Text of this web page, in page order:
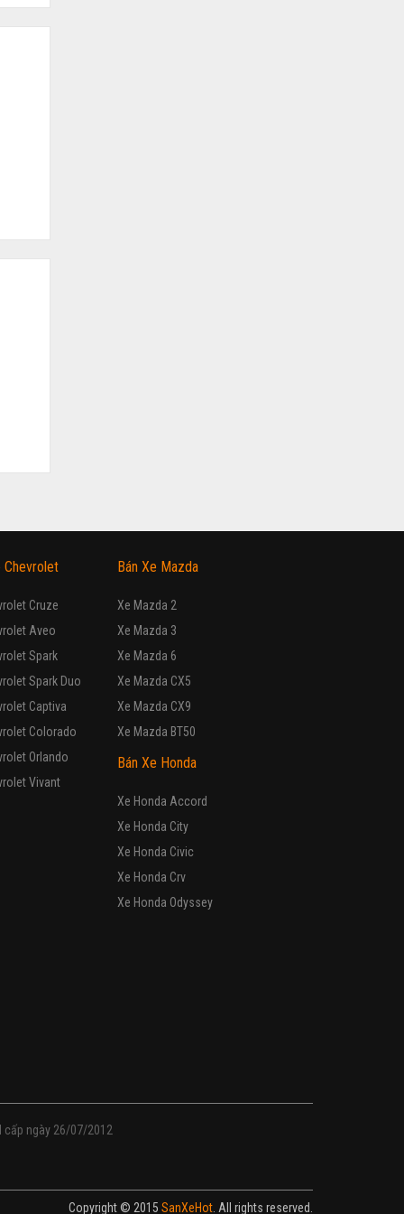
Chevrolet
Cruze
Aveo
Spark
Spark Duo
Captiva
Colorado
Orlando
Vivant
Bán Xe Mazda
Xe Mazda 2
Xe Mazda 3
Xe Mazda 6
Xe Mazda CX5
Xe Mazda CX9
Xe Mazda BT50
Bán Xe Honda
Xe Honda Accord
Xe Honda City
Xe Honda Civic
Xe Honda Crv
Xe Honda Odyssey
cấp ngày 26/07/2012
Copyright © 2015SanXeHot. All rights reserved.